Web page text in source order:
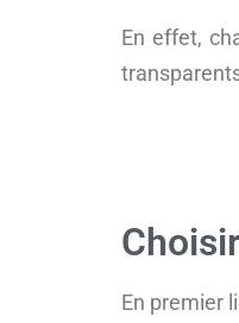
En effet,
En premier